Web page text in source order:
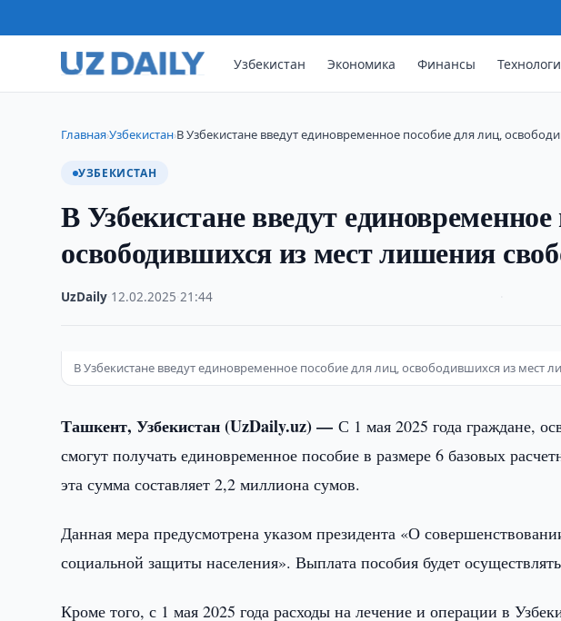
Узбекистан Экономика Финансы
Главная›Узбекистан›В Узбекистане введут единовременное пособие для лиц,
УЗБЕКИСТАН
В Узбекистане введут
освободившихся из мест лишения
UzDaily 12.02.2025 ·21:44
В Узбекистане введут единовременное пособие для лиц, освободившихся из мест
Ташкент, Узбекистан (UzDaily.uz) —С 1 мая 2025 года граждане,
смогут получать единовременное пособие в размере 6 базовых
эта сумма составляет 2,2 миллиона сумов.
Данная мера предусмотрена указом президента «О
социальной защиты населения». Выплата пособия будет
Кроме того, с 1 мая 2025 года расходы на лечение и операции в